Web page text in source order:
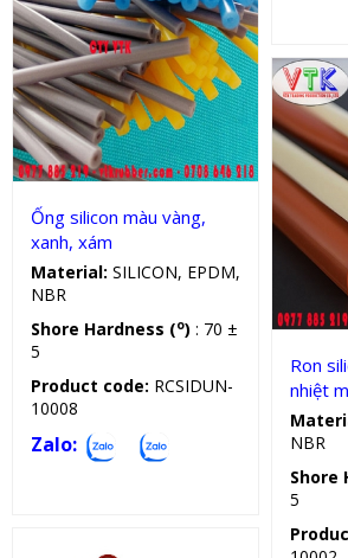
Sản phẩm kỹ thuật
Ống silicon màu vàng,
xanh, xám
Material: SILICON, EPDM,
NBR
Shore Hardness (o) : 70 ±
5
Product code: RCSIDUN-
10008
Zalo:
Ron
nhiệt
NBR
Shore
5